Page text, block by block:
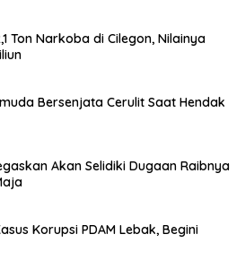
Ton Narkoba di Cilegon, Nilainya
Bersenjata Cerulit Saat Hendak
Akan Selidiki Dugaan Raibnya
Korupsi PDAM Lebak, Begini